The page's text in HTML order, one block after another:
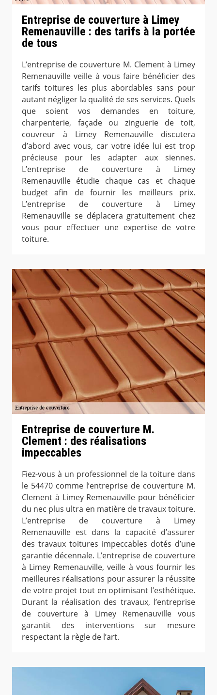
Entreprise de couverture à Limey
Remenauville : des tarifs à la portée
de tous
L’entreprise de couverture M. Clement à Limey
Remenauville veille à vous faire bénéficier des
tarifs toitures les plus abordables sans pour
autant négliger la qualité de ses services. Quels
que soient vos demandes en toiture,
charpenterie, façade ou zinguerie de toit,
couvreur à Limey Remenauville discutera
d’abord avec vous, car votre idée lui est trop
précieuse pour les adapter aux siennes.
L’entreprise de couverture à Limey
Remenauville étudie chaque cas et chaque
budget afin de fournir les meilleurs prix.
L’entreprise de couverture à Limey
Remenauville se déplacera gratuitement chez
vous pour effectuer une expertise de votre
toiture.
Entreprise de couverture M.
Clement : des réalisations
impeccables
Fiez-vous à un professionnel de la toiture dans
le 54470 comme l’entreprise de couverture M.
Clement à Limey Remenauville pour bénéficier
du nec plus ultra en matière de travaux toiture.
L’entreprise de couverture à Limey
Remenauville est dans la capacité d’assurer
des travaux toitures impeccables dotés d’une
garantie décennale. L’entreprise de couverture
à Limey Remenauville, veille à vous fournir les
meilleures réalisations pour assurer la réussite
de votre projet tout en optimisant l’esthétique.
Durant la réalisation des travaux, l’entreprise
de couverture à Limey Remenauville vous
garantit des interventions sur mesure
respectant la règle de l’art.